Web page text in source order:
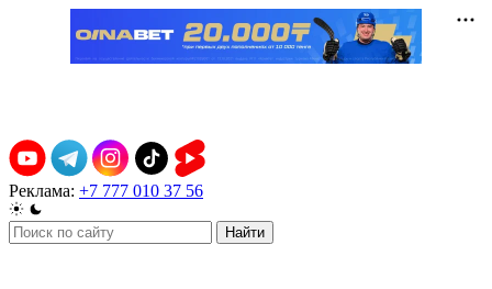
Реклама: +7 777 010 37 56
Найти